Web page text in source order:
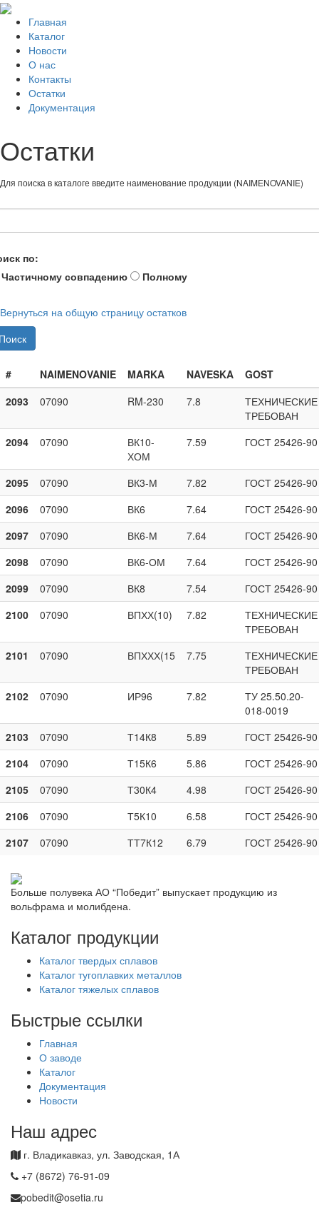
Главная
Каталог
Новости
О нас
Контакты
Остатки
Документация
Остатки
Для поиска в каталоге введите наименование продукции (NAIMENOVANIE)
по:
совпадению
Полному
Вернуться на общую страницу остатков
# NAIMENOVANIE MARKA NAVESKA
GOST
2093
07090 RM-230 7.8
ТЕХНИЧЕСКИЕ
ТРЕБОВАН
2094
07090
ВК10-
ХОМ
7.59 ГОСТ 25426-90
2095 07090 ВК3-М 7.82
ГОСТ 25426-90
2096
07090 ВК6 7.64
ГОСТ 25426-90
2097
07090 ВК6-М 7.64
ГОСТ 25426-90
2098
07090 ВК6-ОМ 7.64
ГОСТ 25426-90
2099
07090 ВК8 7.54
ГОСТ 25426-90
2100
07090 ВПХХ(10) 7.82
ТЕХНИЧЕСКИЕ
ТРЕБОВАН
2101
07090 ВПХХХ(15 7.75
ТЕХНИЧЕСКИЕ
ТРЕБОВАН
2102
07090 ИР96 7.82
ТУ 25.50.20-
018-0019
2103
07090 Т14К8 5.89
ГОСТ 25426-90
2104
07090 Т15К6 5.86
ГОСТ 25426-90
2105
07090 Т30К4 4.98
ГОСТ 25426-90
2106
07090 Т5К10 6.58
ГОСТ 25426-90
2107
07090 ТТ7К12 6.79 ГОСТ 25426-90
Больше полувека АО “Победит” выпускает продукцию из
вольфрама и молибдена.
Каталог продукции
Каталог твердых сплавов
Каталог тугоплавких металлов
Каталог тяжелых сплавов
Быстрые ссылки
Главная
О заводе
Каталог
Документация
Новости
Наш адрес
г. Владикавказ, ул. Заводская, 1А
+7 (8672) 76-91-09
pobedit@osetia.ru